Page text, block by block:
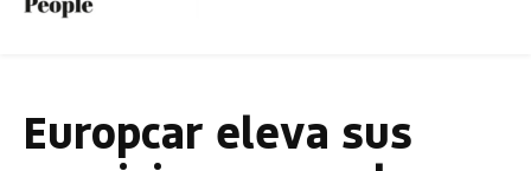
Europcar eleva sus